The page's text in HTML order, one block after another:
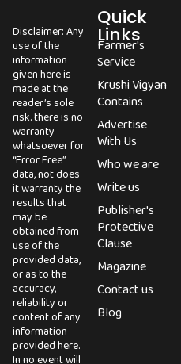
Disclaimer: Any
use of the
information
given here is
made at the
reader’s sole
risk. there is no
warranty
whatsoever for
“Error Free”
data, not does
it warranty the
results that
may be
obtained from
use of the
provided data,
or as to the
accuracy,
reliability or
content of any
information
provided here.
Quick
Links
Farmer's
Service
Krushi Vigyan
Contains
Advertise
With Us
Who we are
Write us
Publisher's
Protective
Clause
Magazine
Contact us
Blog